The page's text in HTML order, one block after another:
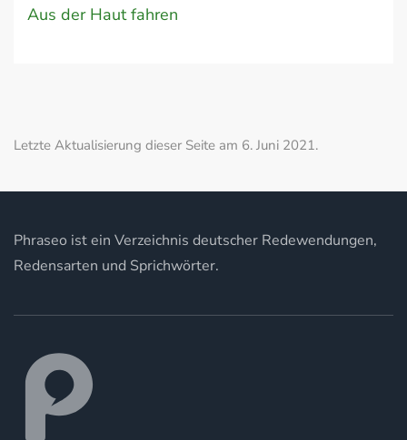
Aus der Haut fahren
Letzte Aktualisierung dieser Seite am 6. Juni 2021.
Phraseo ist ein Verzeichnis deutscher Redewendungen,
Redensarten und Sprichwörter.